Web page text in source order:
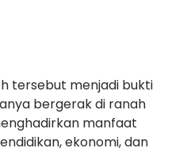
tersebut menjadi bukti
bergerak di ranah
manfaat
ekonomi, dan